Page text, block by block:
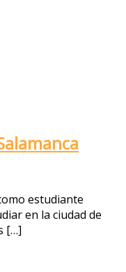
estudiante
en la ciudad de
[…]